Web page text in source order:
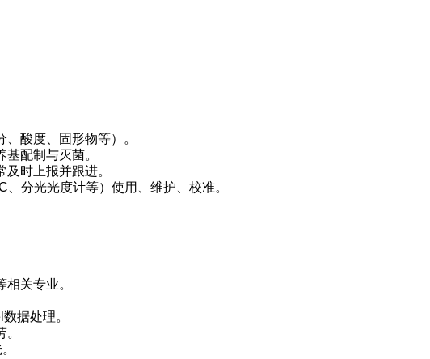
酸度、固形物等）。
配制与灭菌。
时上报并跟进。
分光光度计等）使用、维护、校准。
关专业。
据处理。